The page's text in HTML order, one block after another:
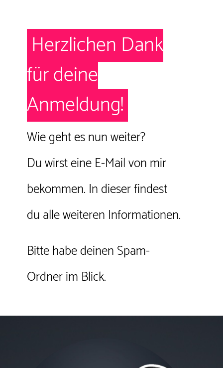
Herzlichen Dank
für deine
Anmeldung!
Wie geht es nun weiter?
Du wirst eine E-Mail von mir
bekommen. In dieser findest
du alle weiteren Informationen.
Bitte habe deinen Spam-
Ordner im Blick.